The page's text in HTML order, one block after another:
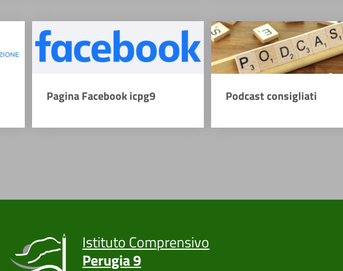
Pagina Facebook icpg9 Podcast consigliati
Istituto Comprensivo
Perugia 9